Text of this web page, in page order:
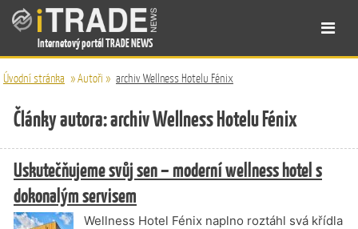
Internetový portál TRADE NEWS
Úvodní stránka »Autoři » archiv Wellness Hotelu Fénix
Články autora: archiv Wellness Hotelu Fénix
Uskutečňujeme svůj sen – moderní wellness hotel s
dokonalým servisem
Wellness Hotel Fénix naplno roztáhl svá křídla